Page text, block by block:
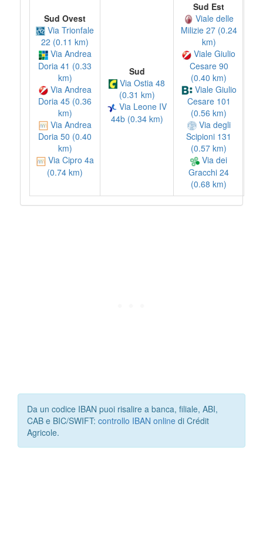
Sud Ovest
Via Trionfale
22 (0.11 km)
Via Andrea
Doria 41 (0.33
km)
Via Andrea
Doria 45 (0.36
km)
Via Andrea
Doria 50 (0.40
km)
Via Cipro 4a
(0.74 km)
Sud
Via Ostia 48
(0.31 km)
Via Leone IV
44b (0.34 km)
Sud Est
Viale delle
Milizie 27 (0.24
km)
Viale Giulio
Cesare 90
(0.40 km)
Viale Giulio
Cesare 101
(0.56 km)
Via degli
Scipioni 131
(0.57 km)
Via dei
Gracchi 24
(0.68 km)
Da un codice IBAN puoi risalire a banca, filiale, ABI,
CAB e BIC/SWIFT: controllo IBAN online di Crédit
Agricole.